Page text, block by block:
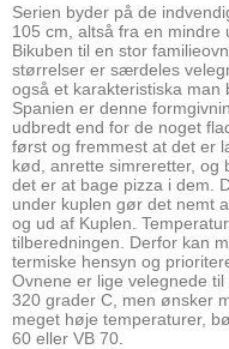
Serien byder på de
105 cm, altså fra en
Bikuben til en stor
størrelser er særdeles
også et karakteristiska
Spanien er denne
udbredt end for de noget
først og fremmest at det er
kød, anrette simreretter,
det er at bage pizza i dem.
under kuplen gør det nemt
og ud af Kuplen.
tilberedningen. Derfor kan
termiske hensyn og
Ovnene er lige velegnede
320 grader C, men ønsker
meget høje temperaturer,
60 eller VB 70.